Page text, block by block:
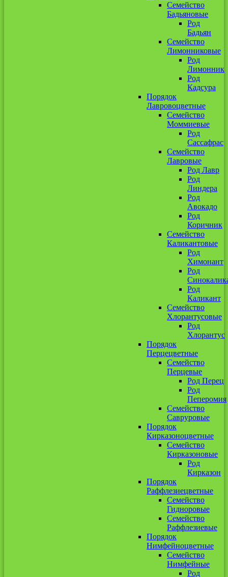
Семейство
Бадьяновые
Род
Бадьян
Семейство
Лимонниковые
Род
Лимонник
Род
Кадсура
Порядок
Лавровоцветные
Семейство
Моммиевые
Род
Сассафрас
Семейство
Лавровые
Род Лавр
Род
Линдера
Род
Авокадо
Род
Коричник
Семейство
Каликантовые
Род
Химонант
Род
Род
Каликант
Семейство
Хлорантусовые
Род
Хлорантус
Порядок
Перцецветные
Семейство
Перцевые
Род Перец
Род
Пеперомия
Семейство
Савруровые
Порядок
Кирказоноцветные
Семейство
Кирказоновые
Род
Кирказон
Порядок
Раффлезиецветные
Семейство
Гидноровые
Семейство
Раффлезиевые
Порядок
Нимфейноцветные
Семейство
Нимфейные
Род